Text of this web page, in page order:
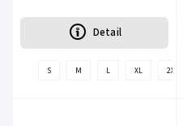
Detail
S M L XL 2XL